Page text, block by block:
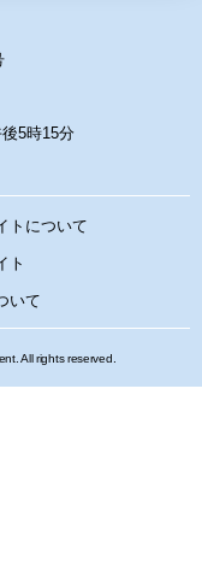
5時15分
トについて
ト
いて
All rights reserved.